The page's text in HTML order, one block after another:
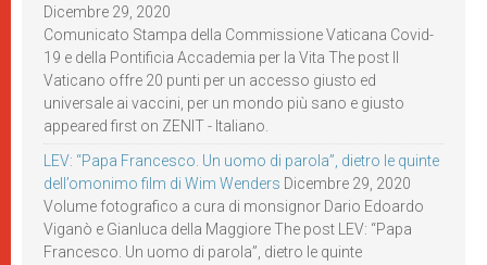
Dicembre 29, 2020
Comunicato Stampa della Commissione Vaticana Covid-
19 e della Pontificia Accademia per la Vita The post Il
Vaticano offre 20 punti per un accesso giusto ed
universale ai vaccini, per un mondo più sano e giusto
appeared first on ZENIT - Italiano.
LEV: “Papa Francesco. Un uomo di parola”, dietro le quinte
dell’omonimo film di Wim Wenders Dicembre 29, 2020
Volume fotografico a cura di monsignor Dario Edoardo
Viganò e Gianluca della Maggiore The post LEV: “Papa
Francesco. Un uomo di parola”, dietro le quinte